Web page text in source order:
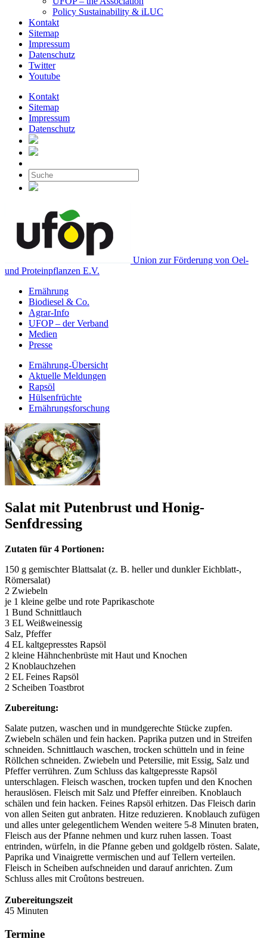
Policy Sustainability & iLUC
Kontakt
Sitemap
Impressum
Datenschutz
Twitter
Youtube
Kontakt
Sitemap
Impressum
Datenschutz
Union zur Förderung von Oel-
und Proteinpflanzen E.V.
Ernährung
Biodiesel & Co.
Agrar-Info
UFOP – der Verband
Medien
Presse
Ernährung-Übersicht
Aktuelle Meldungen
Rapsöl
Hülsenfrüchte
Ernährungsforschung
Salat mit Putenbrust und Honig-
Senfdressing
Zutaten für 4 Portionen:
150 g gemischter Blattsalat (z. B. heller und dunkler Eichblatt-,
Römersalat)
2 Zwiebeln
je 1 kleine gelbe und rote Paprikaschote
1 Bund Schnittlauch
3 EL Weißweinessig
Salz, Pfeffer
4 EL kaltgepresstes Rapsöl
2 kleine Hähnchenbrüste mit Haut und Knochen
2 Knoblauchzehen
2 EL Feines Rapsöl
2 Scheiben Toastbrot
Zubereitung:
Salate putzen, waschen und in mundgerechte Stücke zupfen.
Zwiebeln schälen und fein hacken. Paprika putzen und in Streifen
schneiden. Schnittlauch waschen, trocken schütteln und in feine
Röllchen schneiden. Zwiebeln und Petersilie, mit Essig, Salz und
Pfeffer verrühren. Zum Schluss das kaltgepresste Rapsöl
unterschlagen. Fleisch waschen, trocken tupfen und den Knochen
herauslösen. Fleisch mit Salz und Pfeffer einreiben. Knoblauch
schälen und fein hacken. Feines Rapsöl erhitzen. Das Fleisch darin
von allen Seiten gut anbraten. Hitze reduzieren. Knoblauch zufügen
und alles unter gelegentlichem Wenden weitere 5-8 Minuten braten,
Fleisch aus der Pfanne nehmen und kurz ruhen lassen. Toast
entrinden, würfeln, in die Pfanne geben und goldgelb rösten. Salate,
Paprika und Vinaigrette vermischen und auf Tellern verteilen.
Fleisch in Scheiben aufschneiden und darauf anrichten. Zum
Schluss alles mit Croûtons bestreuen.
Zubereitungszeit
45 Minuten
Termine